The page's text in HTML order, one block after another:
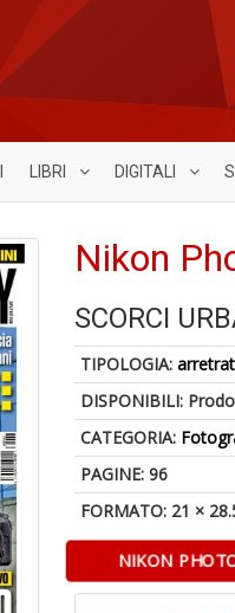
LIBRI DIGITALI
Nikon
SCORCI
TIPOLOGIA:
DISPONIBILI:
CATEGORIA:
PAGINE: 96
FORMATO: 21 ×
NIKON